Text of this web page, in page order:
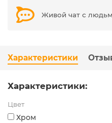
Живой чат с
Характеристики
Характеристики:
Цвет
Хром